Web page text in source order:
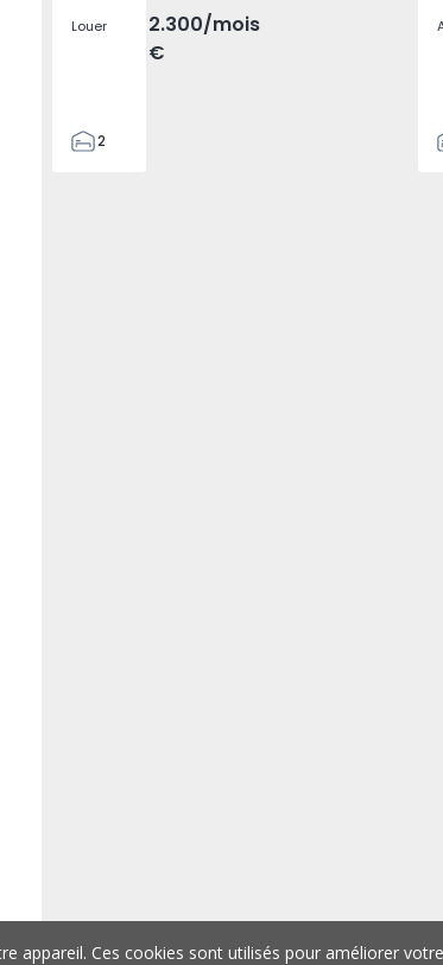
Louer
2.300
€
/mois
2
appareil. Ces cookies sont utilisés pour améliorer